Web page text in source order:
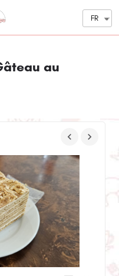
FR
au